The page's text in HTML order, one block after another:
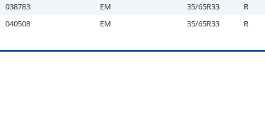
038783
EM 35/65R33
R
040508
EM 35/65R33 R